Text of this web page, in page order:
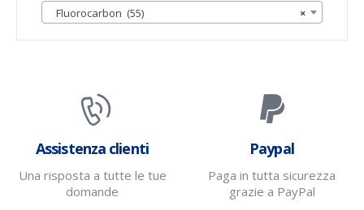
×
Fluorocarbon (55)
Assistenza clienti
Una risposta a tutte le tue
domande
Paypal
Paga in tutta sicurezza
grazie a PayPal